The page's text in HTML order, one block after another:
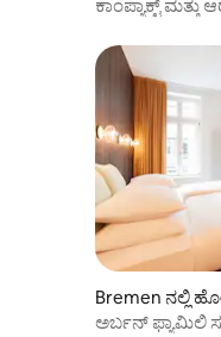
ಕಾಂಪ್ಯಾಕ್ಟ್
Bremen ನಲ್ಲಿ
ಅರ್ಬನ್ ಫ್ಯಾಮಿಲಿ